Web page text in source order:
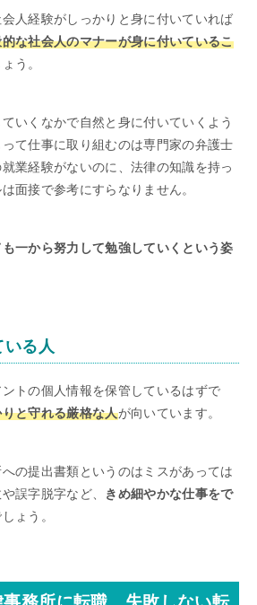
人経験がしっかりと身に付いていれば
な社会人のマナーが身に付いているこ
う。
いくなかで自然と身に付いていくよう
て仕事に取り組むのは専門家の弁護士
業経験がないのに、法律の知識を持っ
面接で参考にすらなりません。
一から努力して勉強していくという姿
いる人
トの個人情報を保管しているはずで
と守れる厳格な人が向いています。
の提出書類というのはミスがあっては
誤字脱字など、
きめ細やかな仕事をで
ょう。